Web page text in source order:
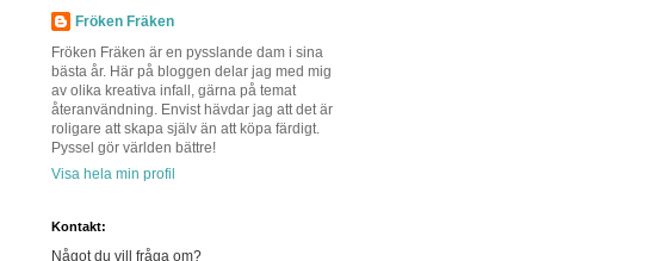
Fröken Fräken
Fröken Fräken är en pysslande dam i sina
bästa år. Här på bloggen delar jag med mig
av olika kreativa infall, gärna på temat
återanvändning. Envist hävdar jag att det är
roligare att skapa själv än att köpa färdigt.
Pyssel gör världen bättre!
Visa hela min profil
Kontakt:
Något du vill fråga om?